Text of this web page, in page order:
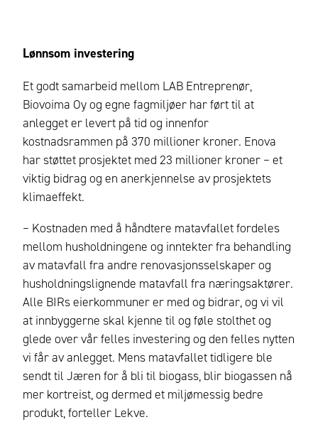
Lønnsom investering
Et godt samarbeid mellom LAB Entreprenør,
Biovoima Oy og egne fagmiljøer har ført til at
anlegget er levert på tid og innenfor
kostnadsrammen på 370 millioner kroner. Enova
har støttet prosjektet med 23 millioner kroner – et
viktig bidrag og en anerkjennelse av prosjektets
klimaeffekt.
– Kostnaden med å håndtere matavfallet fordeles
mellom husholdningene og inntekter fra behandling
av matavfall fra andre renovasjonsselskaper og
husholdningslignende matavfall fra næringsaktører.
Alle BIRs eierkommuner er med og bidrar, og vi vil
at innbyggerne skal kjenne til og føle stolthet og
glede over vår felles investering og den felles nytten
vi får av anlegget. Mens matavfallet tidligere ble
sendt til Jæren for å bli til biogass, blir biogassen nå
mer kortreist, og dermed et miljømessig bedre
produkt, forteller Lekve.